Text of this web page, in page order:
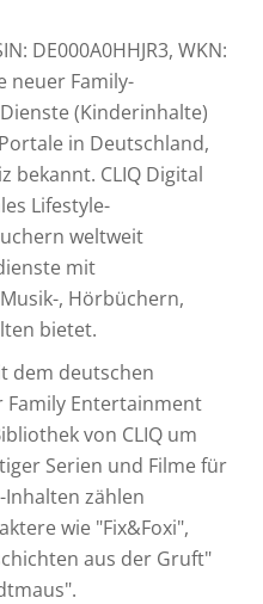
DE000A0HHJR3, WKN:
neuer Family-
(Kinderinhalte)
in Deutschland,
bekannt. CLIQ Digital
Lifestyle-
weltweit
mit
, Hörbüchern,
bietet.
dem deutschen
Entertainment
von CLIQ um
Serien und Filme für
Inhalten zählen
wie "Fix&Foxi",
aus der Gruft"